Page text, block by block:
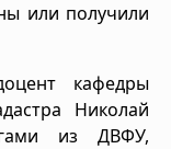
или получили
кафедры
Николай
из ДВФУ,